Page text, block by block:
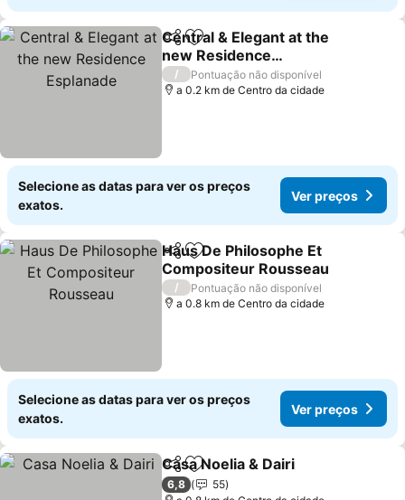
PartilharAdicionar aos favoritos
Central & Elegant at the
new Residence
Esplanade
/
Pontuação não disponível
a 0.2 km de Centro da cidade
Selecione as datas para ver os preços
exatos.
Ver preços
PartilharAdicionar aos favoritos
Haus De Philosophe Et
Compositeur Rousseau
/
Pontuação não disponível
a 0.8 km de Centro da cidade
Selecione as datas para ver os preços
exatos.
Ver preços
PartilharAdicionar aos favoritos
Casa Noelia & Dairi
6,8
55